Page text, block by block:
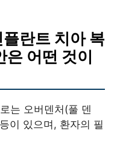
란트 치아 복
은 어떤 것이
는 오버덴처(풀 덴
이 있으며, 환자의 필